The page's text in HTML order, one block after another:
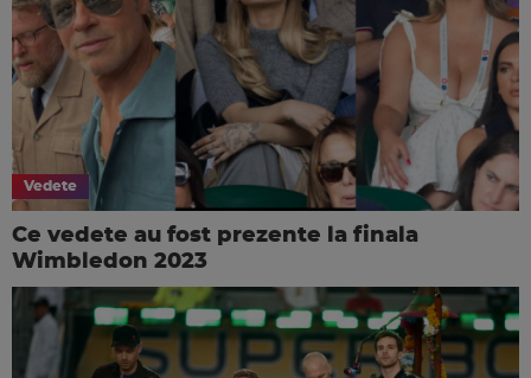
Vedete
Ce vedete au fost prezente la finala
Wimbledon 2023